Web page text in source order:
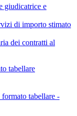
giudicatrice e
di importo stimato
dei contratti al
tabellare
tabellare -